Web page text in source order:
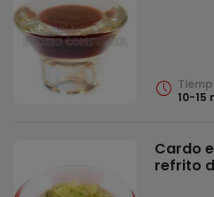
10-15
Cardo
refrito